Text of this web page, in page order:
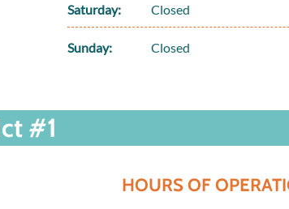
Saturday: Closed
Sunday: Closed
#1
HOURS OF